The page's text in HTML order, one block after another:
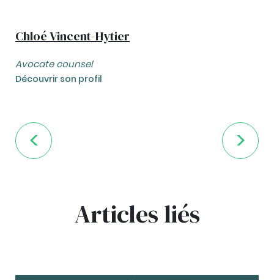
Chloé Vincent-Hytier
Avocate counsel
Découvrir son profil
Articles liés